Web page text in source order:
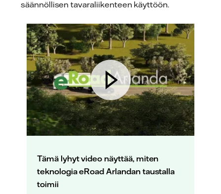
säännöllisen tavaraliikenteen käyttöön.
Tämä lyhyt video näyttää, miten
teknologia eRoad Arlandan taustalla
toimii